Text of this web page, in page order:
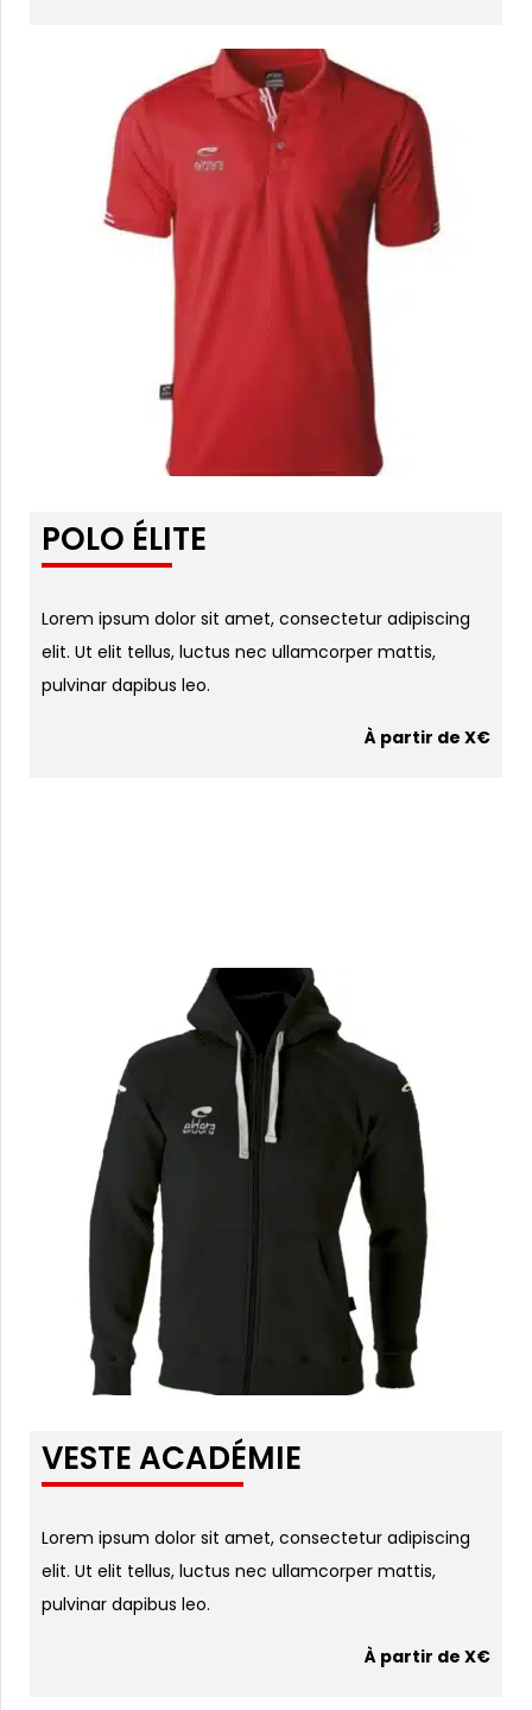
POLO ÉLITE
Lorem ipsum dolor sit amet, consectetur adipiscing
elit. Ut elit tellus, luctus nec ullamcorper mattis,
pulvinar dapibus leo.
À partir de X€
VESTE ACADÉMIE
Lorem ipsum dolor sit amet, consectetur adipiscing
elit. Ut elit tellus, luctus nec ullamcorper mattis,
pulvinar dapibus leo.
À partir de X€